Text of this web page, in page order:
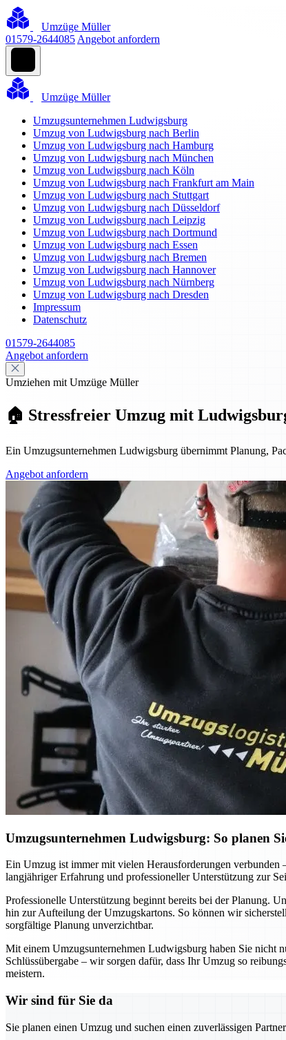
Umzüge Müller
01579-2644085 Angebot anfordern
Umzüge Müller
Umzugsunternehmen Ludwigsburg
Umzug von Ludwigsburg nach Berlin
Umzug von Ludwigsburg nach Hamburg
Umzug von Ludwigsburg nach München
Umzug von Ludwigsburg nach Köln
Umzug von Ludwigsburg nach Frankfurt am Main
Umzug von Ludwigsburg nach Stuttgart
Umzug von Ludwigsburg nach Düsseldorf
Umzug von Ludwigsburg nach Leipzig
Umzug von Ludwigsburg nach Dortmund
Umzug von Ludwigsburg nach Essen
Umzug von Ludwigsburg nach Bremen
Umzug von Ludwigsburg nach Hannover
Umzug von Ludwigsburg nach Nürnberg
Umzug von Ludwigsburg nach Dresden
Impressum
Datenschutz
01579-2644085
Angebot anfordern
Umziehen mit Umzüge Müller
🏠 Stressfreier Umzug mit
Ein Umzugsunternehmen Ludwigsburg übernimmt Planung,
Angebot anfordern
Umzugsunternehmen Ludwigsburg: So planen
Ein Umzug ist immer mit vielen Herausforderungen
langjähriger Erfahrung und professioneller Unterstützung zur
Professionelle Unterstützung beginnt bereits bei der Planung.
hin zur Aufteilung der Umzugskartons. So können wir
sorgfältige Planung unverzichtbar.
Mit einem Umzugsunternehmen Ludwigsburg haben Sie nicht
Schlüssübergabe – wir sorgen dafür, dass Ihr Umzug so
meistern.
Wir sind für Sie da
Sie planen einen Umzug und suchen einen zuverlässigen